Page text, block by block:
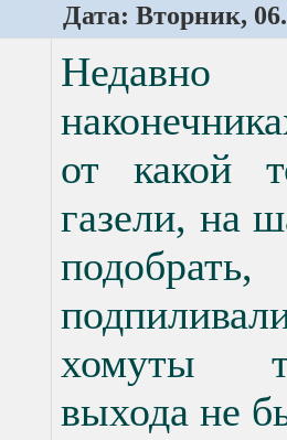
Дата: Вторник,
от какой
газели, на
хомуты
выхода не